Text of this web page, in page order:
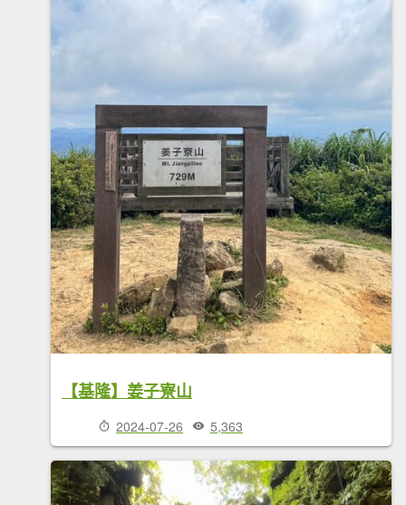
【基隆】姜子寮山
2024-07-26 5,363